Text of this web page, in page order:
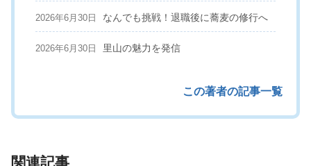
2026年6月30日 なんでも挑戦！退職後に蕎麦の修行へ
2026年6月30日 里山の魅力を発信
この著者の記事一覧
関連記事